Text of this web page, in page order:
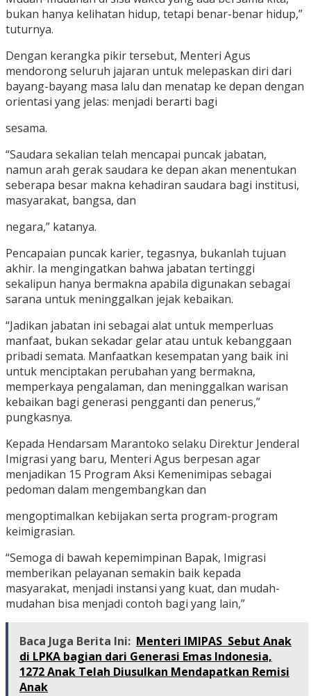
bukan hanya kelihatan hidup, tetapi benar-benar hidup,”
tuturnya.
Dengan kerangka pikir tersebut, Menteri Agus
mendorong seluruh jajaran untuk melepaskan diri dari
bayang-bayang masa lalu dan menatap ke depan dengan
orientasi yang jelas: menjadi berarti bagi
sesama.
“Saudara sekalian telah mencapai puncak jabatan,
namun arah gerak saudara ke depan akan menentukan
seberapa besar makna kehadiran saudara bagi institusi,
masyarakat, bangsa, dan
negara,” katanya.
Pencapaian puncak karier, tegasnya, bukanlah tujuan
akhir. Ia mengingatkan bahwa jabatan tertinggi
sekalipun hanya bermakna apabila digunakan sebagai
sarana untuk meninggalkan jejak kebaikan.
“Jadikan jabatan ini sebagai alat untuk memperluas
manfaat, bukan sekadar gelar atau untuk kebanggaan
pribadi semata. Manfaatkan kesempatan yang baik ini
untuk menciptakan perubahan yang bermakna,
memperkaya pengalaman, dan meninggalkan warisan
kebaikan bagi generasi pengganti dan penerus,”
pungkasnya.
Kepada Hendarsam Marantoko selaku Direktur Jenderal
Imigrasi yang baru, Menteri Agus berpesan agar
menjadikan 15 Program Aksi Kemenimipas sebagai
pedoman dalam mengembangkan dan
mengoptimalkan kebijakan serta program-program
keimigrasian.
“Semoga di bawah kepemimpinan Bapak, Imigrasi
memberikan pelayanan semakin baik kepada
masyarakat, menjadi instansi yang kuat, dan mudah-
mudahan bisa menjadi contoh bagi yang lain,”
Baca Juga Berita Ini: Menteri IMIPAS Sebut Anak
di LPKA bagian dari Generasi Emas Indonesia,
1272 Anak Telah Diusulkan Mendapatkan Remisi
Anak